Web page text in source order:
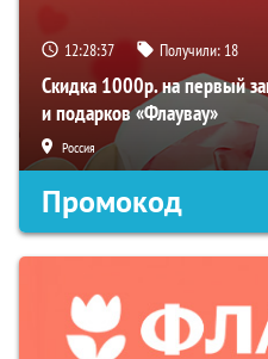
12:28:36 Получили: 18
Скидка 1000р. на первый
и подарков «Флаувау»
Россия
Промокод